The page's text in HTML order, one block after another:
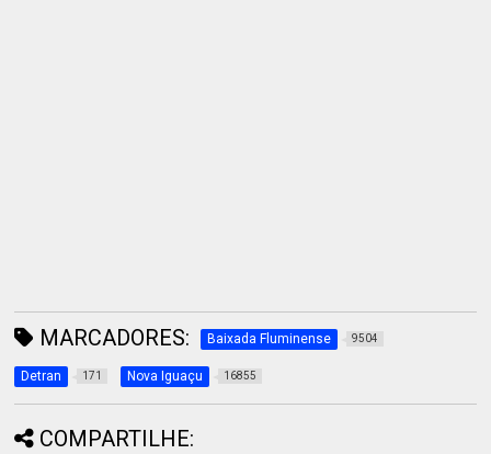
MARCADORES: Baixada Fluminense 9504
Detran 171 Nova Iguaçu 16855
COMPARTILHE: